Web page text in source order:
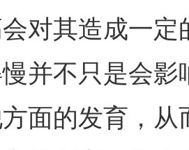
对其造成一
并不只是会影
面的发育，从